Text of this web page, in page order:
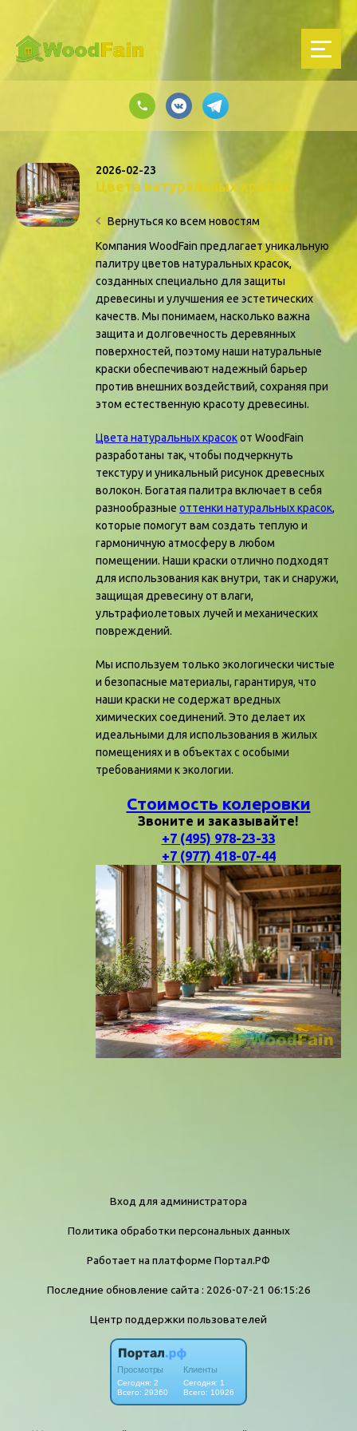
2026-02-23
Цвета натуральных красок
Вернуться ко всем новостям
Компания WoodFain предлагает уникальную
палитру цветов натуральных красок,
созданных специально для защиты
древесины и улучшения ее эстетических
качеств. Мы понимаем, насколько важна
защита и долговечность деревянных
поверхностей, поэтому наши натуральные
краски обеспечивают надежный барьер
против внешних воздействий, сохраняя при
этом естественную красоту древесины.
Цвета натуральных красокот WoodFain
разработаны так, чтобы подчеркнуть
текстуру и уникальный рисунок древесных
волокон. Богатая палитра включает в себя
разнообразные оттенки натуральных красок,
которые помогут вам создать теплую и
гармоничную атмосферу в любом
помещении. Наши краски отлично подходят
для использования как внутри, так и снаружи,
защищая древесину от влаги,
ультрафиолетовых лучей и механических
повреждений.
Мы используем только экологически чистые
и безопасные материалы, гарантируя, что
наши краски не содержат вредных
химических соединений. Это делает их
идеальными для использования в жилых
помещениях и в объектах с особыми
требованиями к экологии.
Стоимость колеровки
Звоните и заказывайте!
+7 (495) 978-23-33
+7 (977) 418-07-44
Вход для администратора
Политика обработки персональных данных
Работает на платформе Портал.РФ
Последние обновление сайта : 2026-07-21 06:15:26
Центр поддержки пользователей